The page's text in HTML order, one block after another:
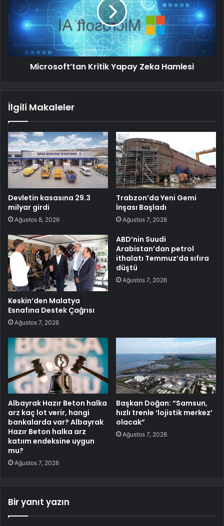
Microsoft’tan Kritik Yapay Zeka Hamlesi
İlgili Makaleler
Devletin kasasına 29.3
milyar girdi
Ağustos 8, 2026
Trabzon’da Yeni Gemi
İnşası Başladı
Ağustos 7, 2026
Keskin’den Malatya
Esnafına Destek Çağrısı
Ağustos 7, 2026
ABD’nin Suudi
Arabistan’dan petrol
ithalatı Temmuz’da sıfıra
düştü
Ağustos 7, 2026
Albayrak Hazır Beton halka
arz kaç lot verir, hangi
bankalarda var? Albayrak
Hazır Beton halka arz
katıım endeksine uygun
mu?
Ağustos 7, 2026
Başkan Doğan: “Samsun,
hızlı trenle ‘lojistik merkez’
olacak”
Ağustos 7, 2026
Bir yanıt yazın